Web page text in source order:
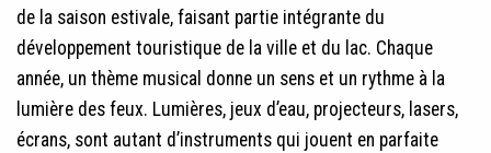
de la saison estivale, faisant partie intégrante du
développement touristique de la ville et du lac. Chaque
année, un thème musical donne un sens et un rythme à la
lumière des feux. Lumières, jeux d’eau, projecteurs, lasers,
écrans, sont autant d’instruments qui jouent en parfaite